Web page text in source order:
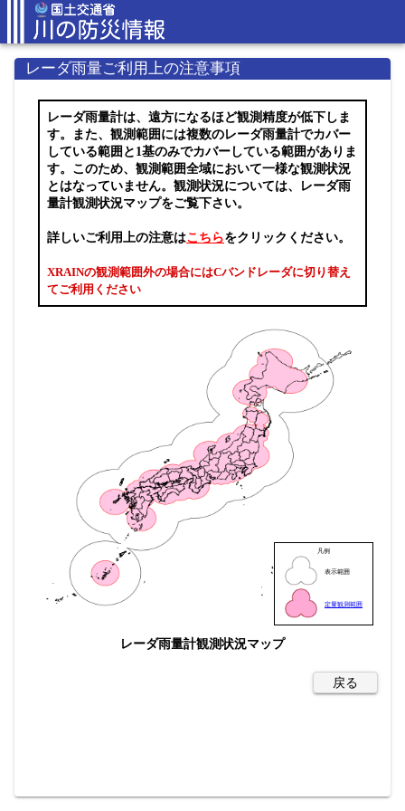
レーダ雨量ご利用上の注意事項
レーダ雨量計は、遠方になるほど観測精度が低下しま
す。また、観測範囲には複数のレーダ雨量計でカバー
している範囲と1基のみでカバーしている範囲がありま
す。このため、観測範囲全域において一様な観測状況
とはなっていません。観測状況については、レーダ雨
量計観測状況マップをご覧下さい。
詳しいご利用上の注意はこちらをクリックください。
XRAINの観測範囲外の場合にはCバンドレーダに切り替え
てご利用ください
凡例
表示範囲
定量観測範囲
レーダ雨量計観測状況マップ
戻る